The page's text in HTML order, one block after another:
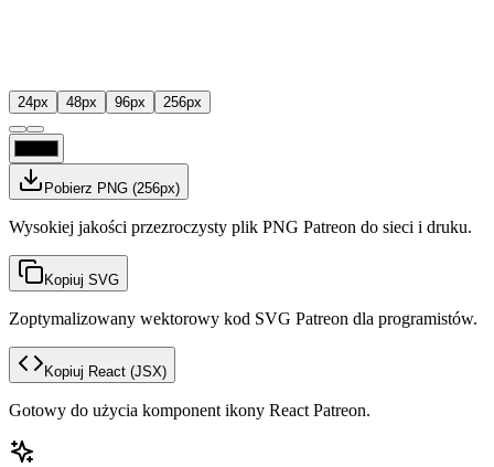
24px 48px 96px 256px
Pobierz PNG (256px)
Wysokiej jakości przezroczysty plik PNG Patreon do sieci i druku.
Kopiuj SVG
Zoptymalizowany wektorowy kod SVG Patreon dla programistów.
Kopiuj React (JSX)
Gotowy do użycia komponent ikony React Patreon.